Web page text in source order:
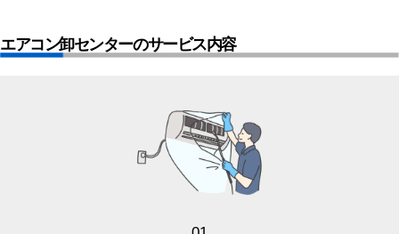
エアコン卸センターのサービス内容